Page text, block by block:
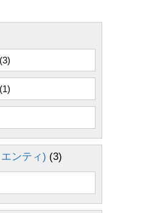
(3)
(1)
ンティ) (3)